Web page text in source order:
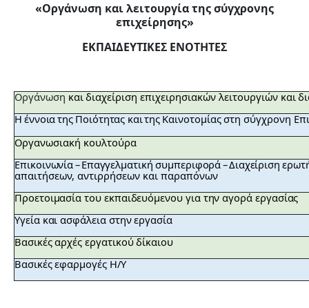
«Οργάνωση και λειτουργία της σύγχρονης
επιχείρησης»
ΕΚΠΑΙΔΕΥΤΙΚΕΣ ΕΝΟΤΗΤΕΣ
Οργάνωση καιδιαχείριση επιχειρησιακών λειτουργιών και
Η έννοιατης Ποιότητας καιτης Καινοτομίαςστη σύγχρονη
Οργανωσιακή κουλτούρα
Επικοινωνία–Επαγγελματική συμπεριφορά–Διαχείριση
απαιτήσεων, αντιρρήσεων και παραπόνων
Προετοιμασία του εκπαιδευόμενου για την αγορά εργασίας
Υγεία και ασφάλεια στην εργασία
Βασικές αρχές εργατικού δίκαιου
Βασικές εφαρμογές Η/Y